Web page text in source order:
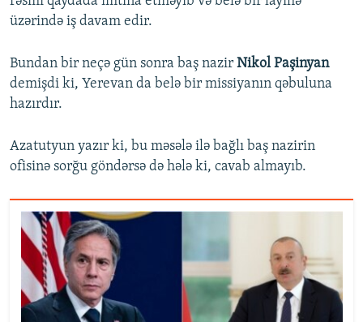
üzərində iş davam edir.
Bundan bir neçə gün sonra baş nazir Nikol Paşinyan
demişdi ki, Yerevan da belə bir missiyanın qəbuluna
hazırdır.
Azatutyun yazır ki, bu məsələ ilə bağlı baş nazirin
ofisinə sorğu göndərsə də hələ ki, cavab almayıb.